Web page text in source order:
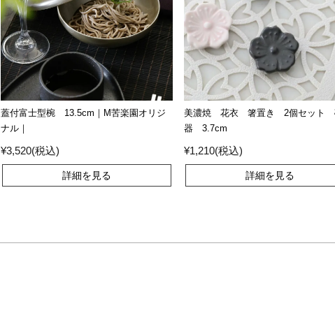
蓋付富士型椀 13.5cm｜M苦楽園オリジ
ナル｜
¥3,520(税込)
詳細を見る
美濃焼 花衣 箸置き 2個セット
器 3.7cm
¥1,210(税込)
詳細を見る